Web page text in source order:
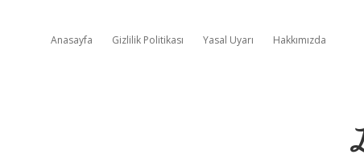
Anasayfa Gizlilik Politikası Yasal Uyarı Hakkımızda